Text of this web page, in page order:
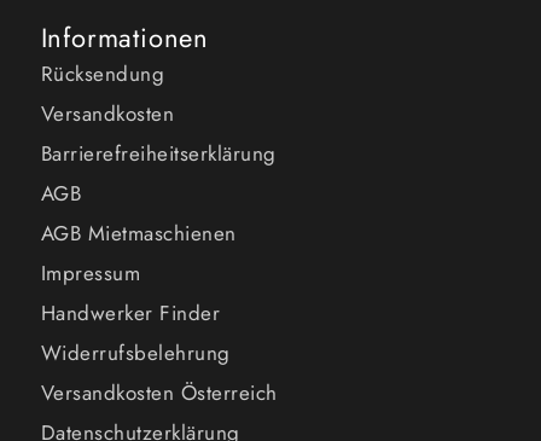
Informationen
Rücksendung
Versandkosten
Barrierefreiheitserklärung
AGB
AGB Mietmaschienen
Impressum
Handwerker Finder
Widerrufsbelehrung
Versandkosten Österreich
Datenschutzerklärung